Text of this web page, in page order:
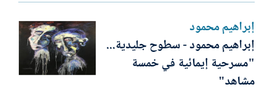
إبراهيم محمود
إبراهيم محمود - سطوح جليدية...
"مسرحية إيمائية في خمسة
مشاهد"